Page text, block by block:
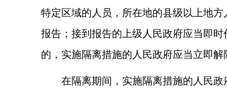
特定区域的人员，所在地的县级以上地
报告；接到报告的上级人民政府应当即
的，实施隔离措施的人民政府应当立即解
在隔离期间，实施隔离措施的人民